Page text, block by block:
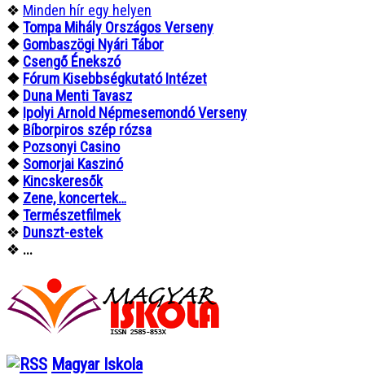
❖ Minden hír egy helyen
❖Tompa Mihály Országos Verseny
❖ Gombaszögi Nyári Tábor
❖ Csengő Énekszó
❖ Fórum Kisebbségkutató Intézet
❖ Duna Menti Tavasz
❖ Ipolyi Arnold Népmesemondó Verseny
❖ Bíborpiros szép rózsa
❖ Pozsonyi Casino
❖ Somorjai Kaszinó
❖ Kincskeresők
❖ Zene, koncertek…
❖Természetfilmek
❖ Dunszt-estek
❖ ...
Magyar Iskola